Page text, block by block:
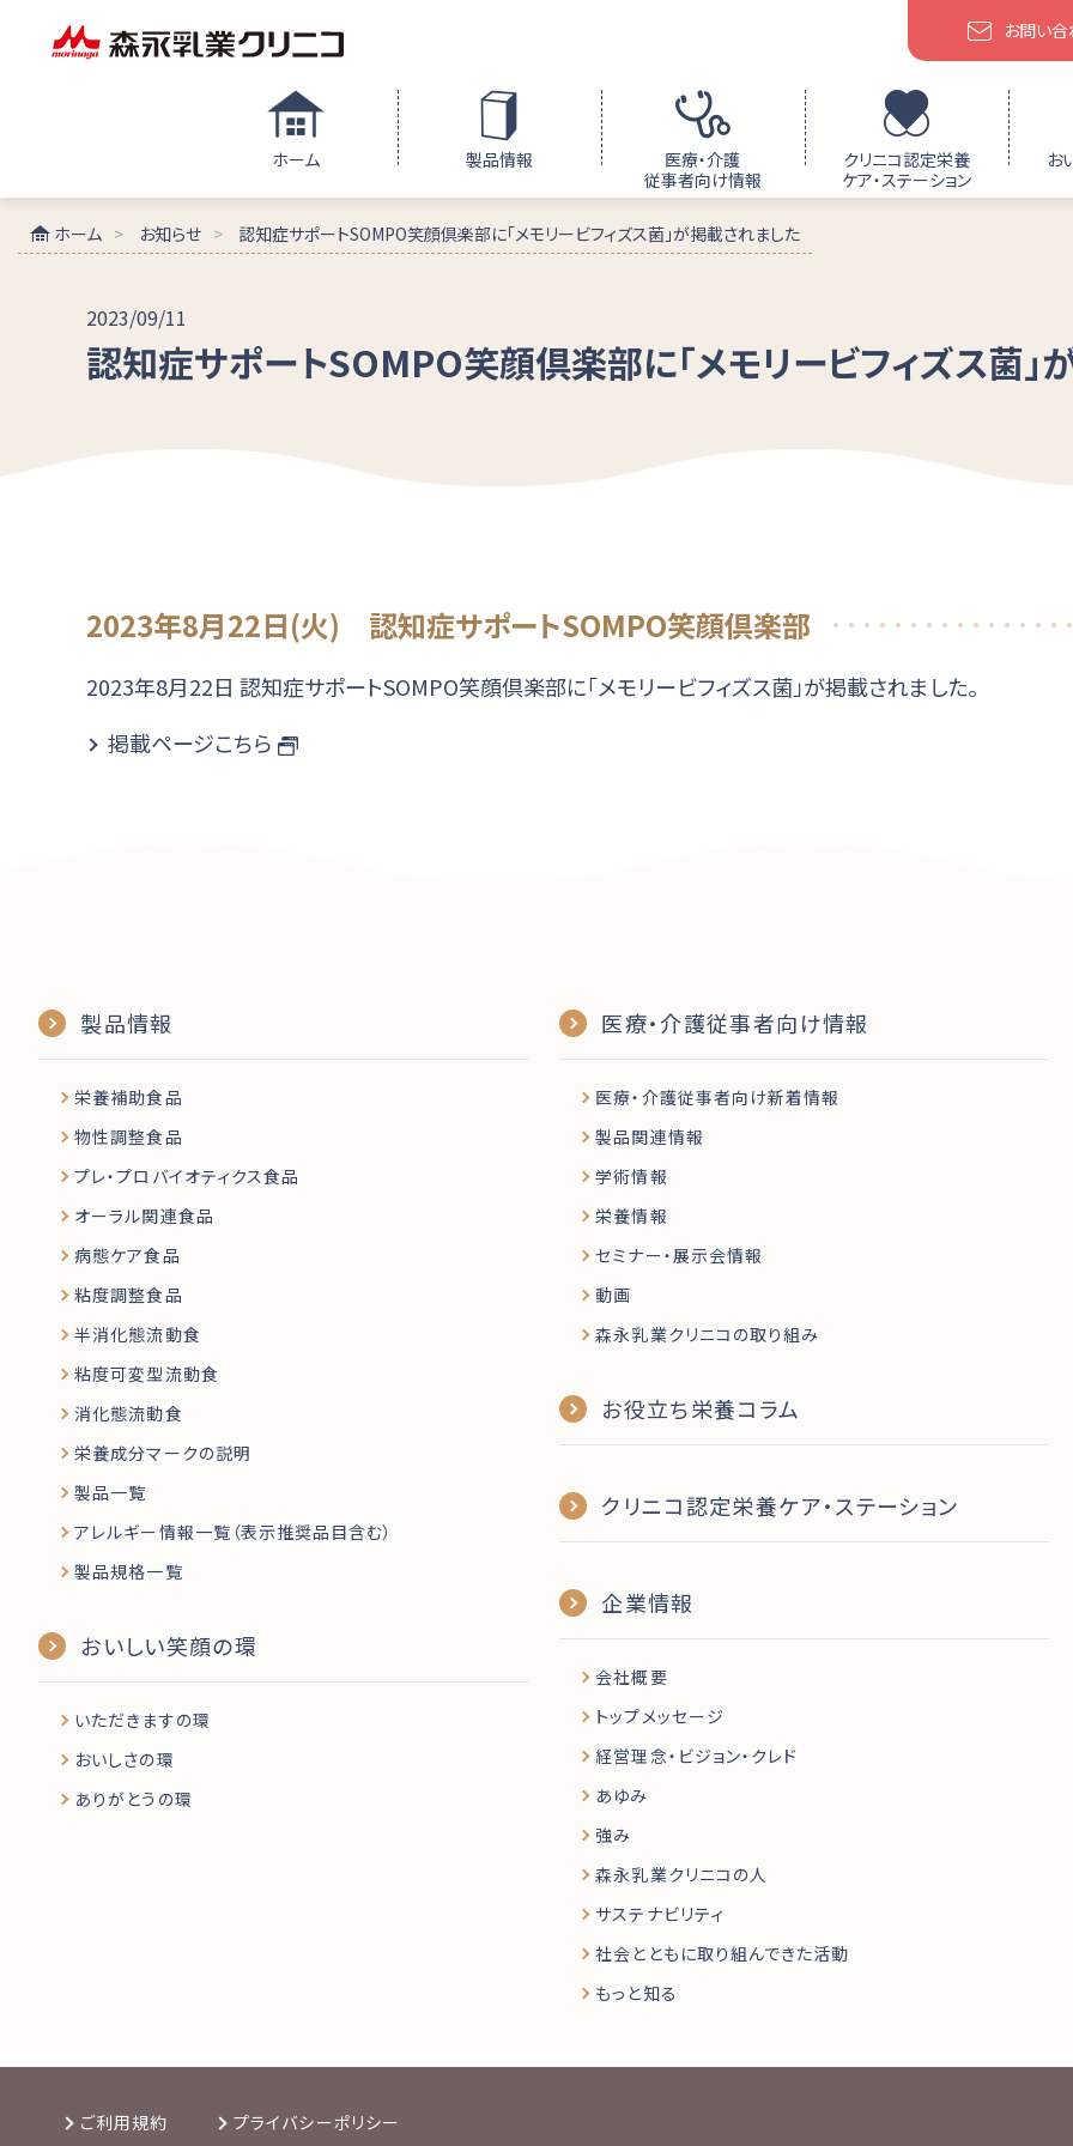
ホーム 製品情報
医療・介護
従事者向け情報
クリニコ認定栄養
ケア・ステーション
お
お問い
ホーム お知らせ 認知症サポートSOMPO笑顔倶楽部に「メモリービフィズス菌」が掲載されました
2023/09/11
認知症サポートSOMPO笑顔倶楽部に「メモリービフィズス菌」
2023年8月22日(火) 認知症サポートSOMPO笑顔倶楽部
2023年8月22日 認知症サポートSOMPO笑顔倶楽部に「メモリービフィズス菌」が掲載されました。
掲載ページこちら
製品情報
栄養補助食品
物性調整食品
プレ・プロバイオティクス食品
オーラル関連食品
病態ケア食品
粘度調整食品
半消化態流動食
粘度可変型流動食
消化態流動食
栄養成分マークの説明
製品一覧
アレルギー情報一覧（表示推奨品目含む）
製品規格一覧
おいしい笑顔の環
いただきますの環
おいしさの環
ありがとうの環
医療・介護従事者向け情報
医療・介護従事者向け新着情報
製品関連情報
学術情報
栄養情報
セミナー・展示会情報
動画
森永乳業クリニコの取り組み
お役立ち栄養コラム
クリニコ認定栄養ケア・ステーション
企業情報
会社概要
トップメッセージ
経営理念・ビジョン・クレド
あゆみ
強み
森永乳業クリニコの人
サステナビリティ
社会とともに取り組んできた活動
もっと知る
ご利用規約 プライバシーポリシー